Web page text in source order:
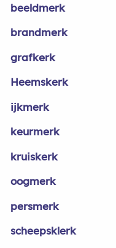
beeldmerk
brandmerk
grafkerk
Heemskerk
ijkmerk
keurmerk
kruiskerk
oogmerk
persmerk
scheepsklerk